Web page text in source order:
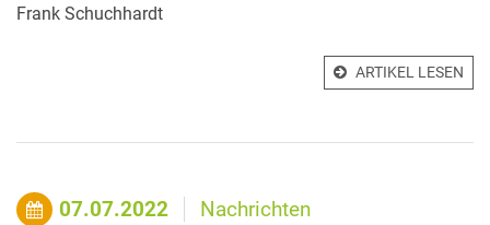
Frank Schuchhardt
ARTIKEL LESEN
07.07.2022 Nachrichten